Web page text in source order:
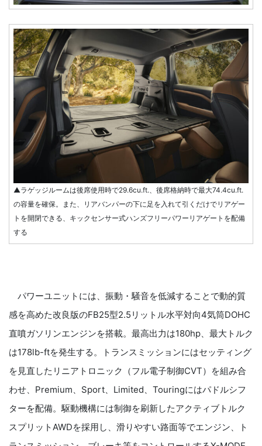
▲ラゲッジルームは後席使用時で29.6cu.ft.、後席格納時で最大74.4cu.ft.
の容量を確保。また、リアバンパーの下に足を入れて引くだけでリアゲー
トを開閉できる、キックセンサー式ハンズフリーパワーリアゲートを配備
する
パワーユニットには、振動・騒音を低減することで動的質
感を高めた改良版のFB25型2.5リットル水平対向4気筒DOHC
直噴ガソリンエンジンを搭載。最高出力は180hp、最大トルク
は178lb-ftを発生する。トランスミッションにはセッティング
を見直したリニアトロニック（フル電子制御CVT）を組み合
わせ、Premium、Sport、Limited、Touringにはパドルシフ
ターを配備。駆動機構には制御を刷新したアクティブトルク
スプリットAWDを採用し、滑りやすい路面等でエンジン、ト